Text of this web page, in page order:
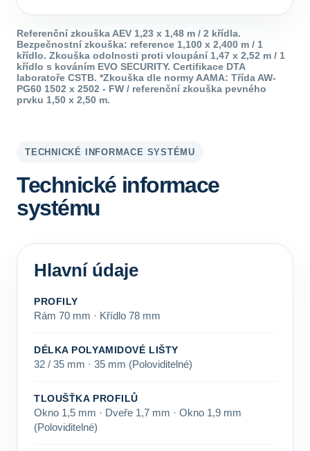
Referenční zkouška AEV 1,23 x 1,48 m / 2 křídla.
Bezpečnostní zkouška: reference 1,100 x 2,400 m / 1
křídlo. Zkouška odolnosti proti vloupání 1,47 x 2,52 m / 1
křídlo s kováním EVO SECURITY. Certifikace DTA
laboratoře CSTB. *Zkouška dle normy AAMA: Třída AW-
PG60 1502 x 2502 - FW / referenční zkouška pevného
prvku 1,50 x 2,50 m.
TECHNICKÉ INFORMACE SYSTÉMU
Technické informace
systému
Hlavní údaje
PROFILY
Rám 70 mm · Křídlo 78 mm
DÉLKA POLYAMIDOVÉ LIŠTY
32 / 35 mm · 35 mm (Poloviditelné)
TLOUŠŤKA PROFILŮ
Okno 1,5 mm · Dveře 1,7 mm · Okno 1,9 mm
(Poloviditelné)